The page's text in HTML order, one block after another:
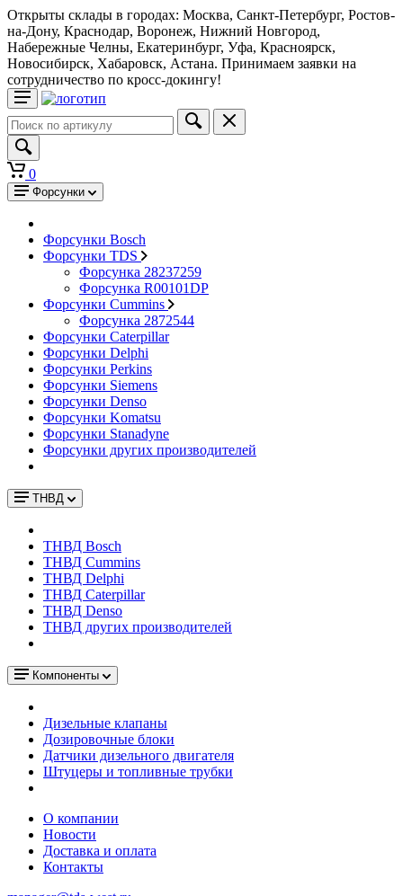
Открыты склады в городах: Москва, Санкт-Петербург, Ростов-
на-Дону, Краснодар, Воронеж, Нижний Новгород,
Набережные Челны, Екатеринбург, Уфа, Красноярск,
Новосибирск, Хабаровск, Астана. Принимаем заявки на
сотрудничество по кросс-докингу!
0
Форсунки
Форсунки Bosch
Форсунки TDS
Форсунка 28237259
Форсунка R00101DP
Форсунки Cummins
Форсунка 2872544
Форсунки Caterpillar
Форсунки Delphi
Форсунки Perkins
Форсунки Siemens
Форсунки Denso
Форсунки Komatsu
Форсунки Stanadyne
Форсунки других производителей
ТНВД
ТНВД Bosch
ТНВД Cummins
ТНВД Delphi
ТНВД Caterpillar
ТНВД Denso
ТНВД других производителей
Компоненты
Дизельные клапаны
Дозировочные блоки
Датчики дизельного двигателя
Штуцеры и топливные трубки
О компании
Новости
Доставка и оплата
Контакты